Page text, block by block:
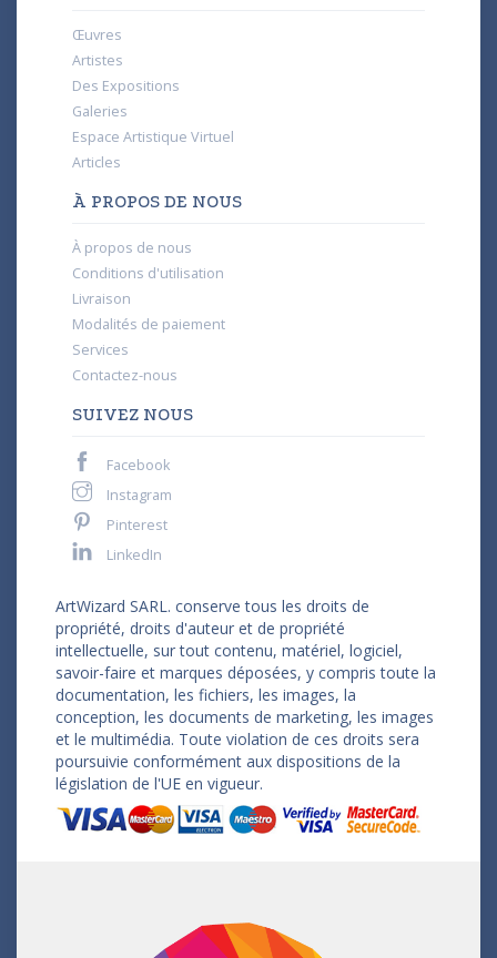
Œuvres
Artistes
Des Expositions
Galeries
Espace Artistique Virtuel
Articles
À PROPOS DE NOUS
À propos de nous
Conditions d'utilisation
Livraison
Modalités de paiement
Services
Contactez-nous
SUIVEZ NOUS
Facebook
Instagram
Pinterest
LinkedIn
ArtWizard SARL. conserve tous les droits de
propriété, droits d'auteur et de propriété
intellectuelle, sur tout contenu, matériel, logiciel,
savoir-faire et marques déposées, y compris toute la
documentation, les fichiers, les images, la
conception, les documents de marketing, les images
et le multimédia. Toute violation de ces droits sera
poursuivie conformément aux dispositions de la
législation de l'UE en vigueur.